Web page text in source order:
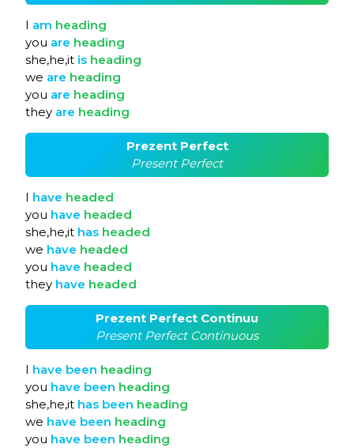
I am heading
you are heading
she,he,it is heading
we are heading
you are heading
they are heading
Prezent Perfect
Present Perfect
I have headed
you have headed
she,he,it has headed
we have headed
you have headed
they have headed
Prezent Perfect Continuu
Present Perfect Continuous
I have been heading
you have been heading
she,he,it has been heading
we have been heading
you have been heading